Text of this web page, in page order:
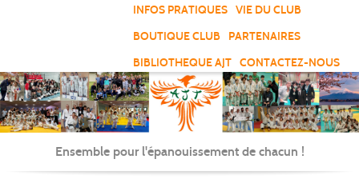
INFOS PRATIQUES
VIE DU CLUB
BOUTIQUE CLUB
PARTENAIRES
BIBLIOTHEQUE AJT
CONTACTEZ-NOUS
Ensemble pour l'épanouissement de chacun !
Panneau de gestion des cookies